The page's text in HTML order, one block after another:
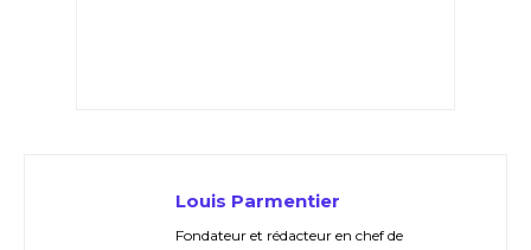
Louis Parmentier
Fondateur et rédacteur en chef de